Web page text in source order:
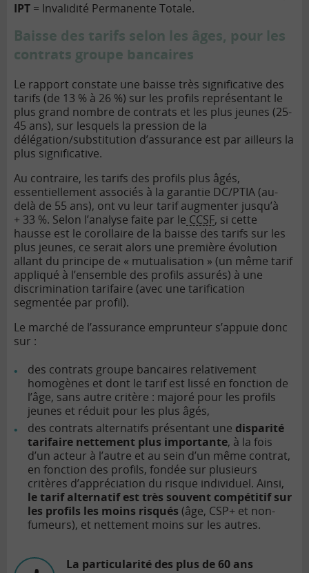
IPT = Invalidité Permanente Totale.
Baisse des tarifs selon les âges, pour les
contrats groupe bancaires
Le rapport constate une baisse très significative des
tarifs (de 13 % à 26 %) sur les profils représentant le
plus grand nombre de contrats et les plus jeunes (25-
45 ans), sur lesquels la pression de la
délégation/substitution d’assurance est par ailleurs la
plus significative.
Au contraire, les tarifs des profils plus âgés,
essentiellement associés à la garantie DC/PTIA (au-
delà de 55 ans), ont vu leur tarif augmenter jusqu’à
+ 33 %. Selon l’analyse faite par le CCSF, si cette
hausse est le corollaire de la baisse des tarifs sur les
plus jeunes, ce serait alors une première évolution
allant du principe de « mutualisation » (un même tarif
appliqué à l’ensemble des profils assurés) à une
discrimination tarifaire (avec une tarification
segmentée par profil).
Le marché de l’assurance emprunteur s’appuie donc
sur :
des contrats groupe bancaires relativement
homogènes et dont le tarif est lissé en fonction de
l’âge, sans autre critère : majoré pour les profils
jeunes et réduit pour les plus âgés,
des contrats alternatifs présentant une disparité
tarifaire nettement plus importante, à la fois
d’un acteur à l’autre et au sein d’un même contrat,
en fonction des profils, fondée sur plusieurs
critères d’appréciation du risque individuel. Ainsi,
le tarif alternatif est très souvent compétitif sur
les profils les moins risqués (âge, CSP+ et non-
fumeurs), et nettement moins sur les autres.
La particularité des plus de 60 ans